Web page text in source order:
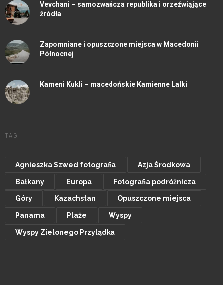
Vevchani – samozwańcza republika i orzeźwiąjące
źródła
Zapomniane i opuszczone miejsca w Macedonii
Północnej
Kameni Kukli – macedońskie Kamienne Lalki
TAGI
Agnieszka Szwed fotografia Azja Środkowa
Bałkany Europa Fotografia podróżnicza
Góry Kazachstan Opuszczone miejsca
Panama Plaże Wyspy
Wyspy Zielonego Przylądka